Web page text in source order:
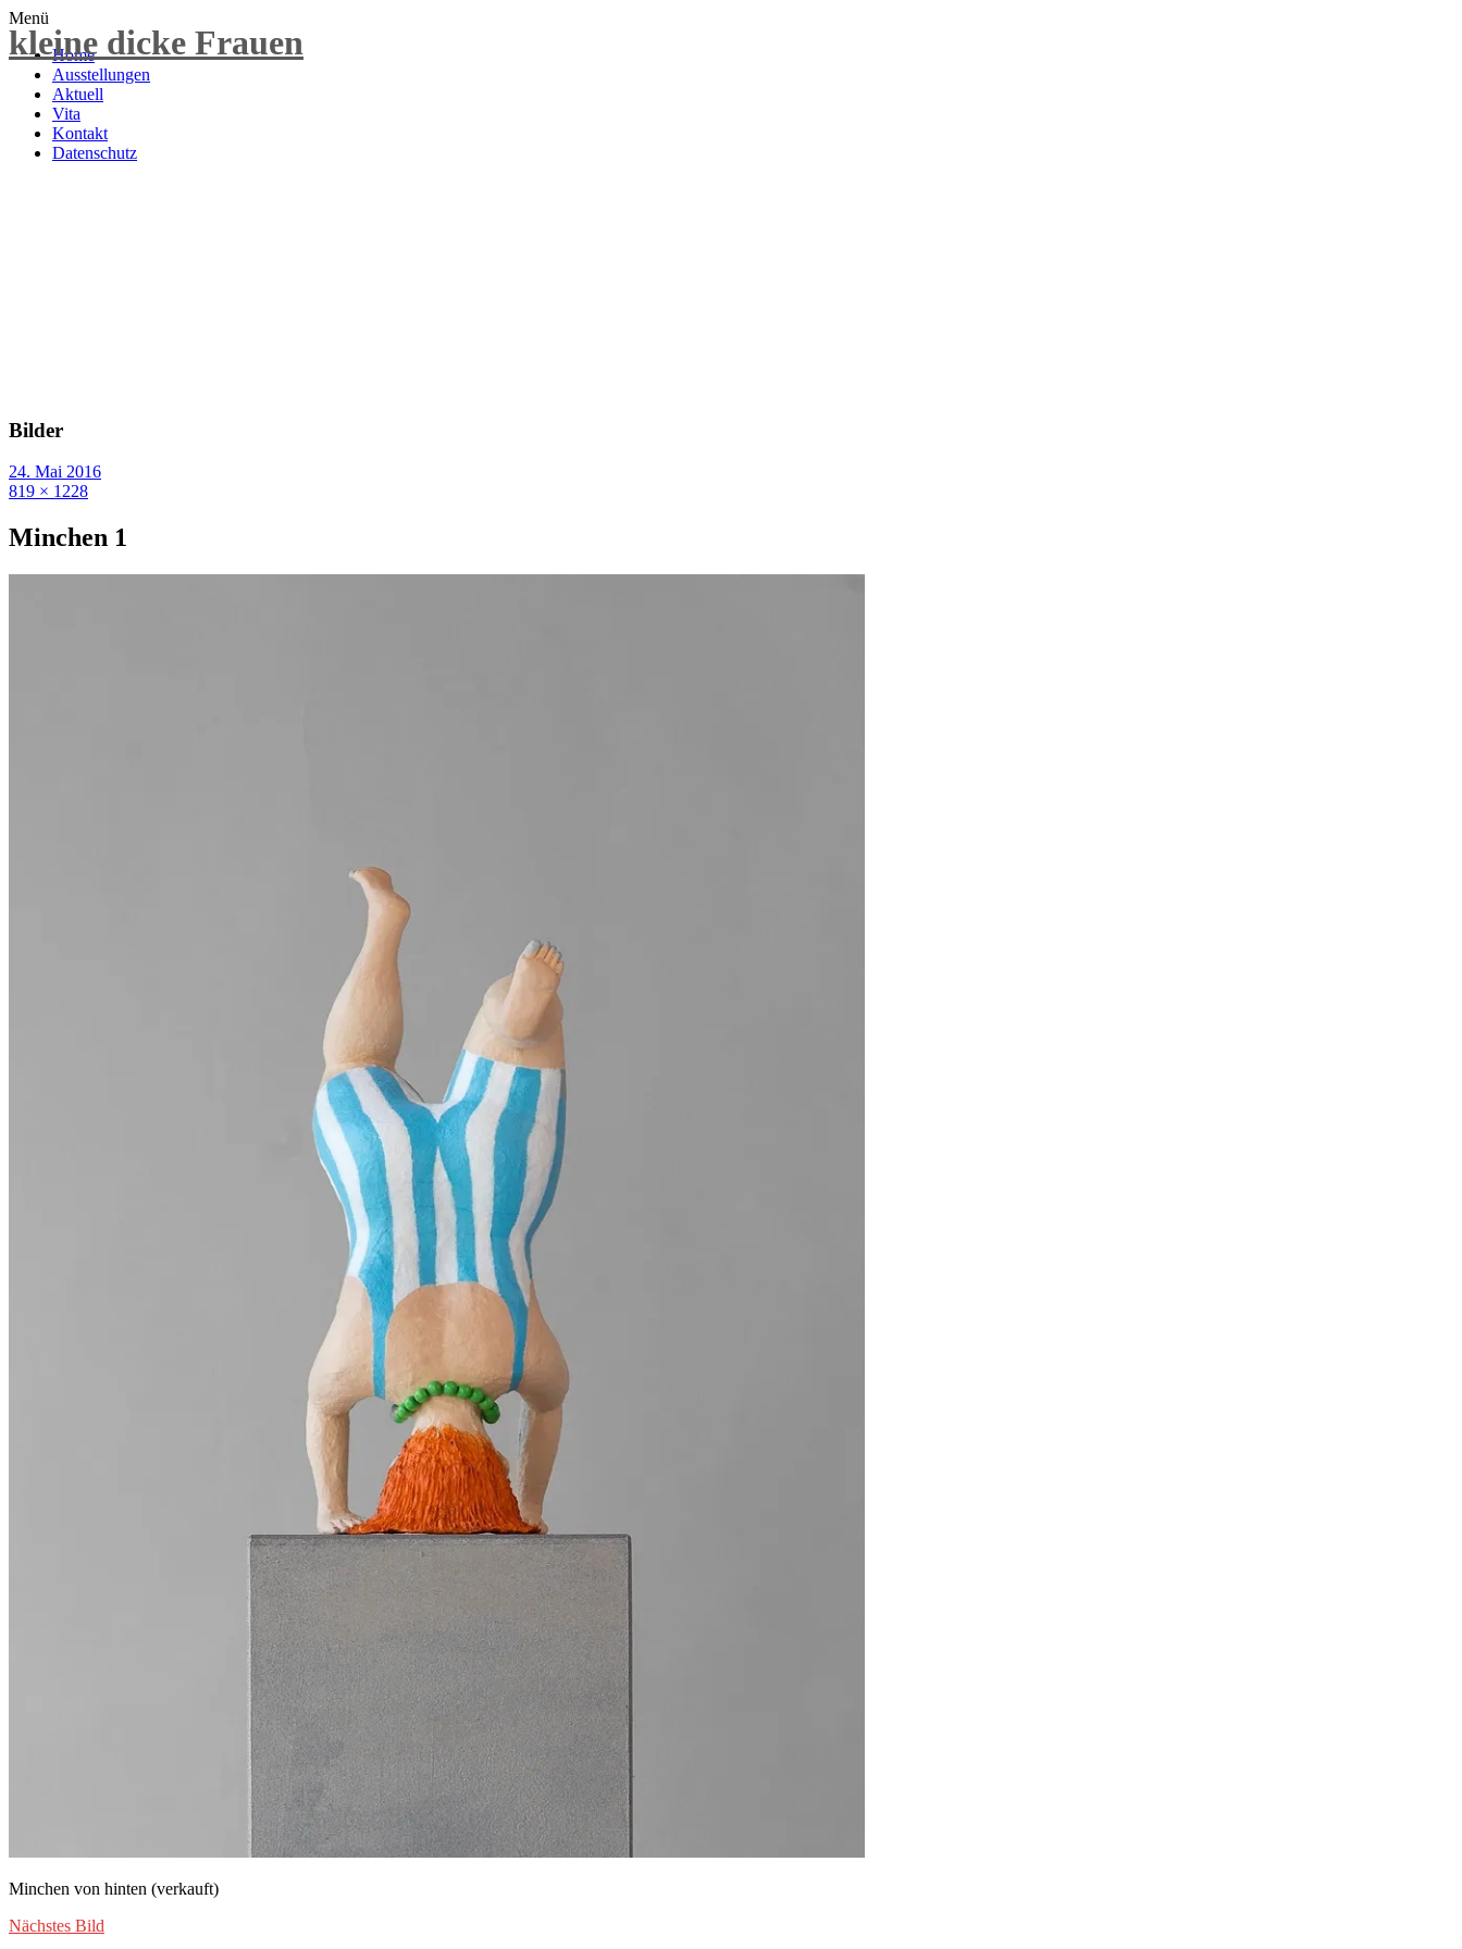
Menü
Home
Ausstellungen
Aktuell
Vita
Kontakt
Datenschutz
kleine dicke Frauen
Bilder
24. Mai 2016
819 × 1228
Minchen 1
Minchen von hinten (verkauft)
Nächstes Bild